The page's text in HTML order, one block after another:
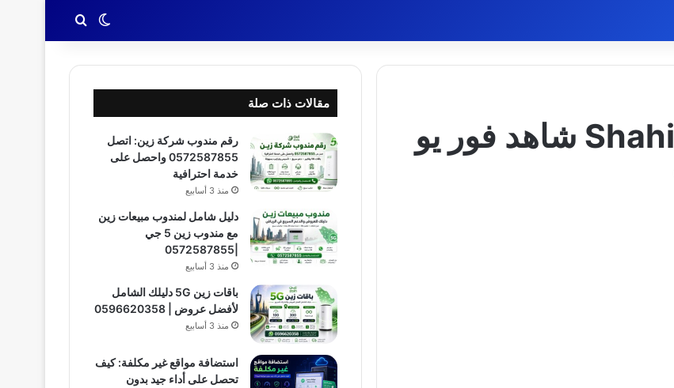
الوضع المظلم
بحث عن
ما هو رابط موقع Shahid 4u شاهد فور يو
مقالات ذات صلة
رقم مندوب شركة زين: اتصل
0572587855 واحصل على
خدمة احترافية
منذ 3 أسابيع
دليل شامل لمندوب مبيعات زين
مع مندوب زين 5 جي
منذ 3 أسابيع
باقات زين 5G دليلك الشامل
لأفضل عروض | 0596620358
منذ 3 أسابيع
استضافة مواقع غير مكلفة: كيف
تحصل على أداء جيد بدون